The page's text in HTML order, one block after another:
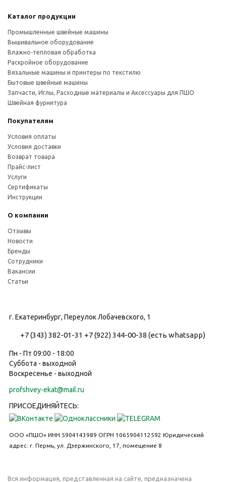
г. Екатеринбург, Переулок Лобачевского, 1
+7 (343) 382-01-31 +7 (922) 344-00-38 (есть whatsapp)
Пн - Пт 09:00 - 18:00
Суббота - выходной
Воскресенье - выходной
profshvey-ekat@mail.ru
ПРИСОЕДИНЯЙТЕСЬ:
ООО «ПШО» ИНН 5904143989 ОГРН 1065904112592 Юридический
адрес: г. Пермь, ул. Дзержинского, 17, помещение 8
Каталог продукции
Промышленные швейные машины
Вышивальное оборудование
Влажно-тепловая обработка
Раскройное оборудование
Вязальные машины и принтеры по текстилю
Бытовые швейные машины
Запчасти, Иглы, Расходные материалы и Аксессуары для ПШО
Швейная фурнитура
Покупателям
Условия оплаты
Условия доставки
Возврат товара
Прайс-лист
Услуги
Сертификаты
Инструкции
О компании
Отзывы
Новости
Бренды
Сотрудники
Вакансии
Статьи
Вся информация, представленная на сайте, предназначена